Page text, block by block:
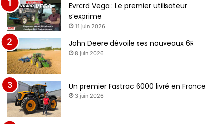
Evrard Vega : Le premier utilisateur
s’exprime
11 juin 2026
John Deere dévoile ses nouveaux 6R
8 juin 2026
Un premier Fastrac 6000 livré en France
3 juin 2026